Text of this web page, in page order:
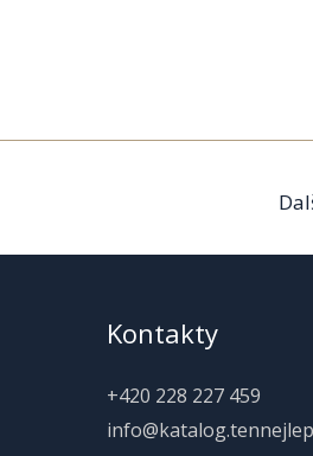
Kontakty
+420 228 227 459